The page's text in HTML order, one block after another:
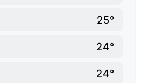
25°
24°
24°